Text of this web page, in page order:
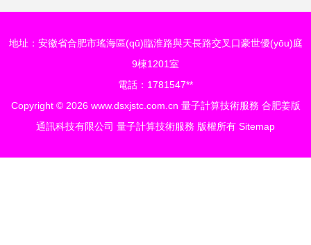
地址：安徽省合肥市瑤海區(qū)臨淮路與天長路交叉口豪世優(yōu)庭
9棟1201室
電話：1781547**
Copyright © 2026 www.dsxjstc.com.cn 量子計算技術服務 合肥姜版
通訊科技有限公司 量子計算技術服務 版權所有 Sitemap